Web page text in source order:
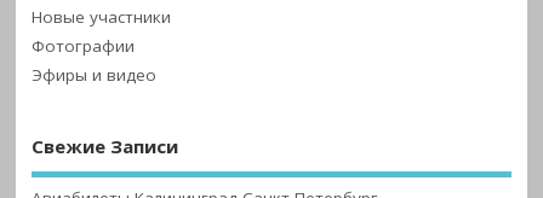
Новые участники
Фотографии
Эфиры и видео
Свежие Записи